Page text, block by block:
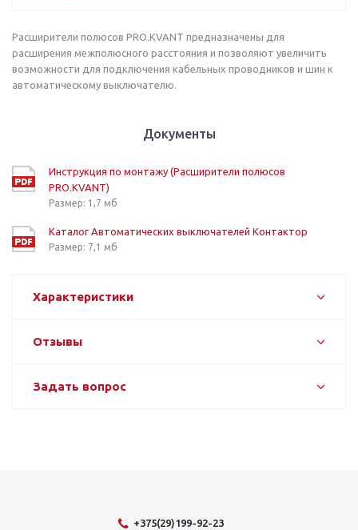
Расширители полюсов PRO.KVANT предназначены для
расширения межполюсного расстояния и позволяют увеличить
возможности для подключения кабельных проводников и шин к
автоматическому выключателю.
Документы
Инструкция по монтажу (Расширители полюсов
PRO.KVANT)
Размер: 1,7 мб
Каталог Автоматических выключателей Контактор
Размер: 7,1 мб
Характеристики
Отзывы
Задать вопрос
+375(29)199-92-23